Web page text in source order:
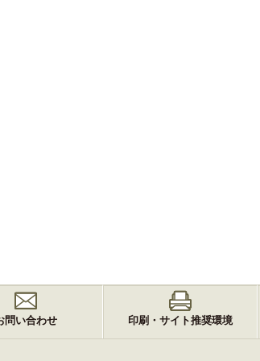
問い合わせ 印刷・サイト推奨環境